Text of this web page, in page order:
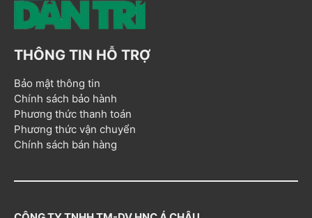
THÔNG TIN HỖ TRỢ
Bảo mật thông tin
Chính sách bảo hành
Phương thức thanh toán
Phương thức vận chuyển
Chính sách bán hàng